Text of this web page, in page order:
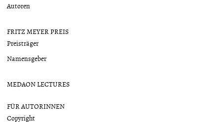
Autoren
FRITZ MEYER PREIS
Preisträger
Namensgeber
MEDAON LECTURES
FÜR AUTORINNEN
Copyright